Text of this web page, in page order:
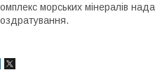
морських мінералів